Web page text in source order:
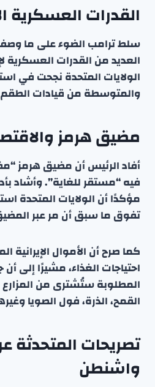
القدرات العسكرية
سلط ترامب الضوء على ما
العديد من القدرات العسكرية
الولايات المتحدة نجحت في
والمتوسطة من قيادات الطقم
مضيق هرمز
أفاد الرئيس أن مضيق هرمز
فيه “مستقر للغاية”. وأشاد
مؤكدًا أن الولايات المتحدة
تفوق ما سبق أن مر عبر
كما صرح أن الأموال
احتياجات الغذاء، مشيرًا إلى
المطلوبة ستُشترى من المزارع
القمح، الذرة، فول الصويا
تصريحات
واشنطن